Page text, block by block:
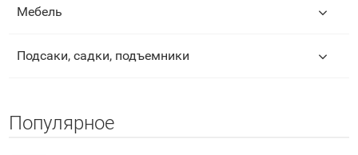
Мебель
Подсаки, садки, подъемники
Популярное